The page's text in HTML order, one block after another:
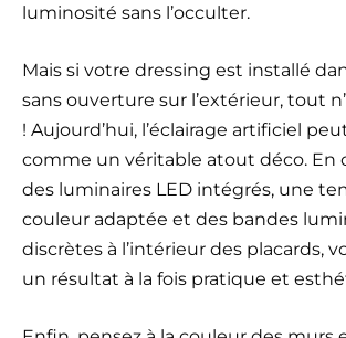
luminosité sans l’occulter.
Mais si votre dressing est installé
sans ouverture sur l’extérieur, tout
! Aujourd’hui, l’éclairage artificiel
comme un véritable atout déco. En
des luminaires LED intégrés, une
couleur adaptée et des bandes
discrètes à l’intérieur des placards,
un résultat à la fois pratique et